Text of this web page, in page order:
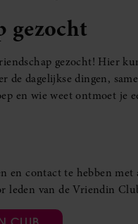
gezocht
gezocht! Hier
de dagelijkse dingen,
en wie weet ontmoet je
en contact te hebben
leden van de Vriendin